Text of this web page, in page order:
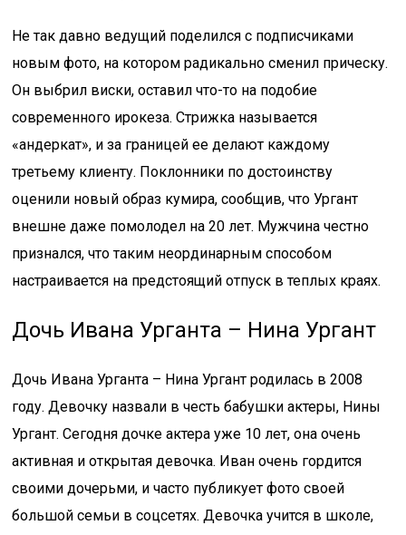
Не так давно ведущий поделился с подписчиками
новым фото, на котором радикально сменил прическу.
Он выбрил виски, оставил что-то на подобие
современного ирокеза. Стрижка называется
«андеркат», и за границей ее делают каждому
третьему клиенту. Поклонники по достоинству
оценили новый образ кумира, сообщив, что Ургант
внешне даже помолодел на 20 лет. Мужчина честно
признался, что таким неординарным способом
настраивается на предстоящий отпуск в теплых краях.
Дочь Ивана Урганта – Нина Ургант
Дочь Ивана Урганта – Нина Ургант родилась в 2008
году. Девочку назвали в честь бабушки актеры, Нины
Ургант. Сегодня дочке актера уже 10 лет, она очень
активная и открытая девочка. Иван очень гордится
своими дочерьми, и часто публикует фото своей
большой семьи в соцсетях. Девочка учится в школе,